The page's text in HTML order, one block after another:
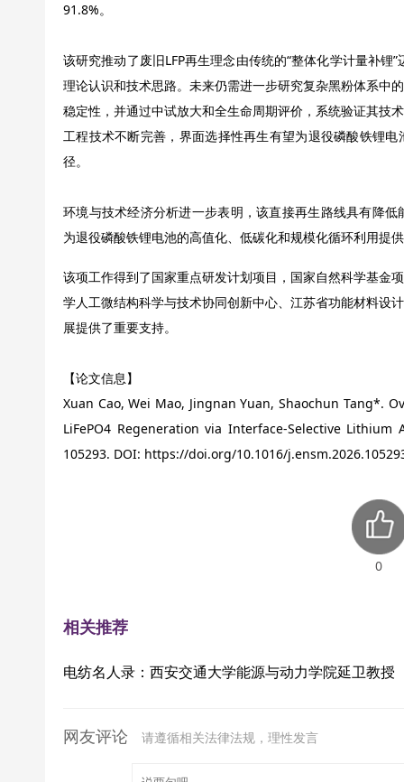
91.8%。
该研究推动了废旧LFP再生理念由传统的“整体化学计量补锂
理论认识和技术思路。未来仍需进一步研究复杂黑粉体系中
稳定性，并通过中试放大和全生命周期评价，系统验证其技
工程技术不断完善，界面选择性再生有望为退役磷酸铁锂
径。
环境与技术经济分析进一步表明，该直接再生路线具有降
为退役磷酸铁锂电池的高值化、低碳化和规模化循环利用提
该项工作得到了国家重点研发计划项目，国家自然科学基金
学人工微结构科学与技术协同创新中心、江苏省功能材料设
展提供了重要支持。
【论文信息】
Xuan Cao, Wei Mao, Jingnan Yuan, Shaochun Tang*.
LiFePO4 Regeneration via Interface-Selective
105293. DOI: https://doi.org/10.1016/
0
相关推荐
电纺名人录：西安交通大学能源与动力学院延卫教授
网友评论 请遵循相关法律法规，理性发言